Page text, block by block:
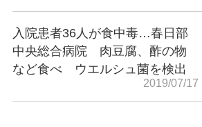
入院患者36人が食中毒…春日部
中央総合病院 肉豆腐、酢の物
など食べ ウエルシュ菌を検出
2019/07/17